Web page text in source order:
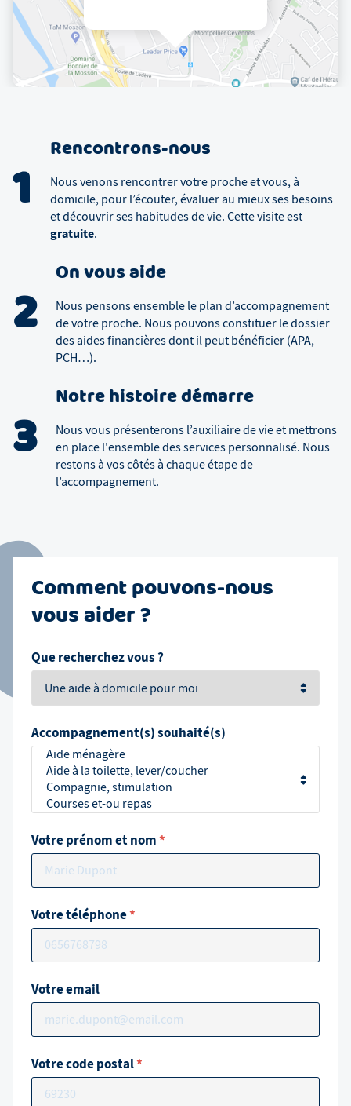
1
Rencontrons-nous
Nous venons rencontrer votre proche et vous, à
domicile, pour l’écouter, évaluer au mieux ses besoins
et découvrir ses habitudes de vie. Cette visite est
gratuite.
2
On vous aide
Nous pensons ensemble le plan d’accompagnement
de votre proche. Nous pouvons constituer le dossier
des aides financières dont il peut bénéficier (APA,
PCH…).
3
Notre histoire démarre
Nous vous présenterons l’auxiliaire de vie et mettrons
en place l'ensemble des services personnalisé. Nous
restons à vos côtés à chaque étape de
l’accompagnement.
Comment pouvons-nous
vous aider ?
Que recherchez vous ?
Accompagnement(s) souhaité(s)
Votre prénom et nom*
Votre téléphone*
Votre email
Votre code postal*